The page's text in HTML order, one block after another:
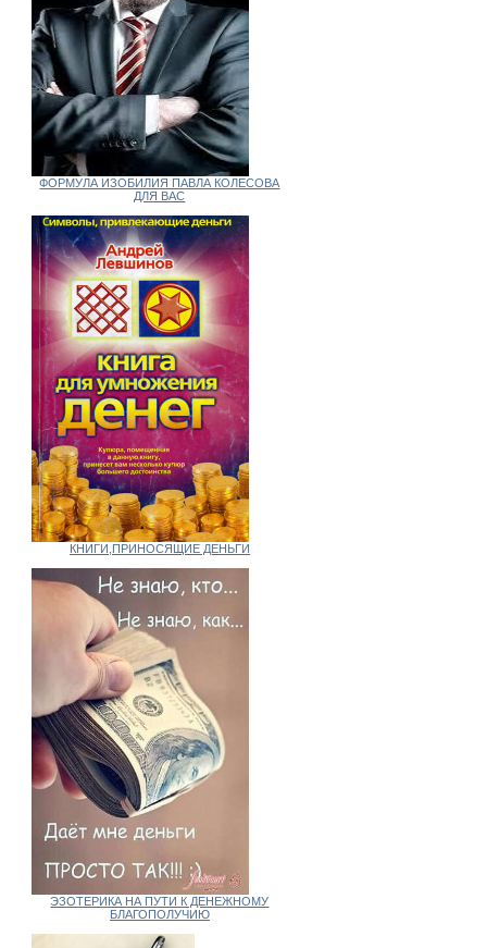
ФОРМУЛА ИЗОБИЛИЯ ПАВЛА КОЛЕСОВА
ДЛЯ ВАС
КНИГИ,ПРИНОСЯЩИЕ ДЕНЬГИ
ЭЗОТЕРИКА НА ПУТИ К ДЕНЕЖНОМУ
БЛАГОПОЛУЧИЮ